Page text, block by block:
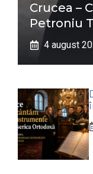
Crucea –
Petroniu
4 august